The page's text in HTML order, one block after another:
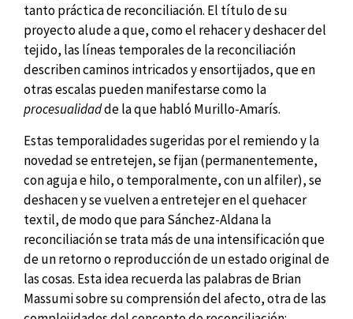
tanto práctica de reconciliación. El título de su
proyecto alude a que, como el rehacer y deshacer del
tejido, las líneas temporales de la reconciliación
describen caminos intricados y ensortijados, que en
otras escalas pueden manifestarse como la
procesualidadde la que habló Murillo-Amarís.
Estas temporalidades sugeridas por el remiendo y la
novedad se entretejen, se fijan (permanentemente,
con aguja e hilo, o temporalmente, con un alfiler), se
deshacen y se vuelven a entretejer en el quehacer
textil, de modo que para Sánchez-Aldana la
reconciliación se trata más de una intensificación que
de un retorno o reproducción de un estado original de
las cosas. Esta idea recuerda las palabras de Brian
Massumi sobre su comprensión del afecto, otra de las